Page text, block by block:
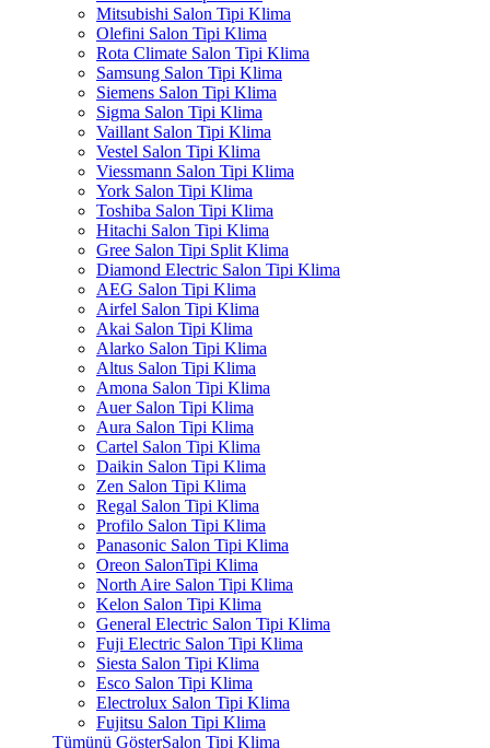
Mitsubishi Salon Tipi Klima
Olefini Salon Tipi Klima
Rota Climate Salon Tipi Klima
Samsung Salon Tipi Klima
Siemens Salon Tipi Klima
Sigma Salon Tipi Klima
Vaillant Salon Tipi Klima
Vestel Salon Tipi Klima
Viessmann Salon Tipi Klima
York Salon Tipi Klima
Toshiba Salon Tipi Klima
Hitachi Salon Tipi Klima
Gree Salon Tipi Split Klima
Diamond Electric Salon Tipi Klima
AEG Salon Tipi Klima
Airfel Salon Tipi Klima
Akai Salon Tipi Klima
Alarko Salon Tipi Klima
Altus Salon Tipi Klima
Amona Salon Tipi Klima
Auer Salon Tipi Klima
Aura Salon Tipi Klima
Cartel Salon Tipi Klima
Daikin Salon Tipi Klima
Zen Salon Tipi Klima
Regal Salon Tipi Klima
Profilo Salon Tipi Klima
Panasonic Salon Tipi Klima
Oreon SalonTipi Klima
North Aire Salon Tipi Klima
Kelon Salon Tipi Klima
General Electric Salon Tipi Klima
Fuji Electric Salon Tipi Klima
Siesta Salon Tipi Klima
Esco Salon Tipi Klima
Electrolux Salon Tipi Klima
Fujitsu Salon Tipi Klima
Tümünü GösterSalon Tipi Klima